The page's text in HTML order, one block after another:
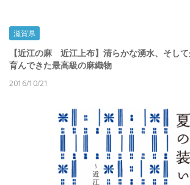
滋賀県
【近江の麻 近江上布】清らかな湧水、そし
育んできた最高級の麻織物
2016/10/21